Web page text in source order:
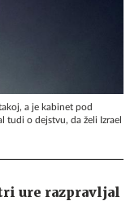
a je kabinet pod
tudi o dejstvu, da želi Izrael
ure razpravljal